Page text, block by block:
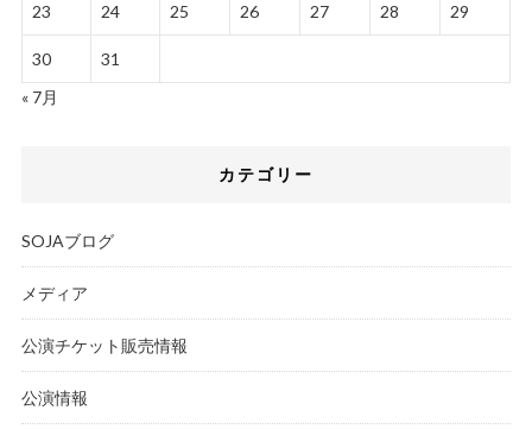
23 24 25 26 27 28 29
30
31
« 7月
カテゴリー
SOJAブログ
メディア
公演チケット販売情報
公演情報